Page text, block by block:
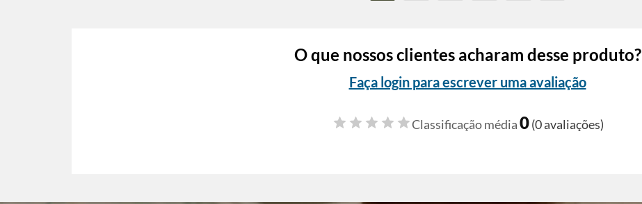
O que nossos clientes acharam desse produto?
Faça login para escrever uma avaliação
Classificação média0(0 avaliações)